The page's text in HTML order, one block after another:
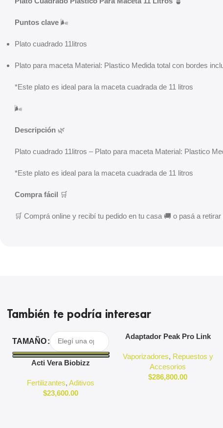
Puntos clave 🌬️
Plato cuadrado 11litros
Plato para maceta Material: Plastico Medida total con bordes
*Este plato es ideal para la maceta cuadrada de 11 litros
🌬️
Descripción 🌿
Plato cuadrado 11litros – Plato para maceta Material: Plastico
*Este plato es ideal para la maceta cuadrada de 11 litros
Compra fácil 🛒
🛒 Comprá online y recibí tu pedido en tu casa 🚚 o pasá a
También te podría interesar
Seleccionar Opciones
TAMAÑO
Acti Vera Biobizz
Fertilizantes,Aditivos
$23,600.00
Agregar Al Carrito
Adaptador Peak Pro Link
Vaporizadores, Repuestos y
Accesorios
$286,800.00